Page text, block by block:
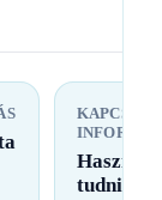
Hasznos